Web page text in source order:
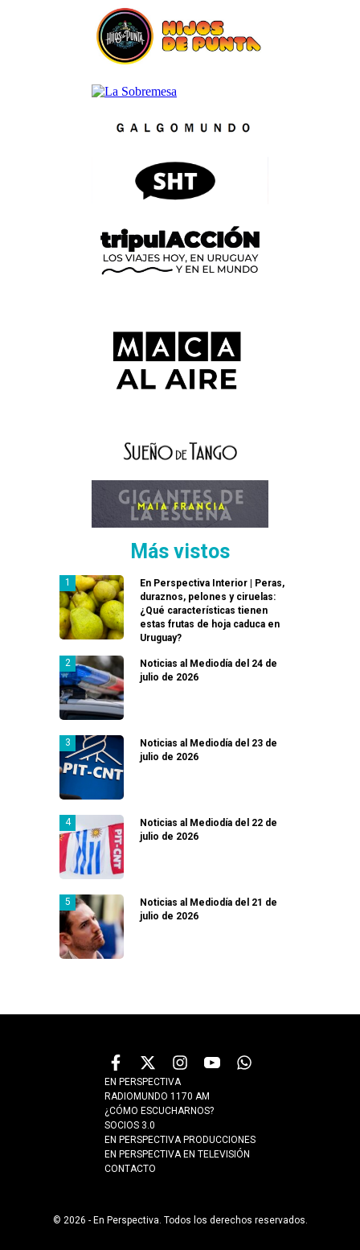
Más vistos
En Perspectiva Interior | Peras,
duraznos, pelones y ciruelas:
¿Qué características tienen
estas frutas de hoja caduca en
Uruguay?
Noticias al Mediodía del 24 de
julio de 2026
Noticias al Mediodía del 23 de
julio de 2026
Noticias al Mediodía del 22 de
julio de 2026
Noticias al Mediodía del 21 de
julio de 2026
EN PERSPECTIVA
RADIOMUNDO 1170 AM
¿CÓMO ESCUCHARNOS?
SOCIOS 3.0
EN PERSPECTIVA PRODUCCIONES
EN PERSPECTIVA EN TELEVISIÓN
CONTACTO
© 2026 - En Perspectiva. Todos los derechos reservados.